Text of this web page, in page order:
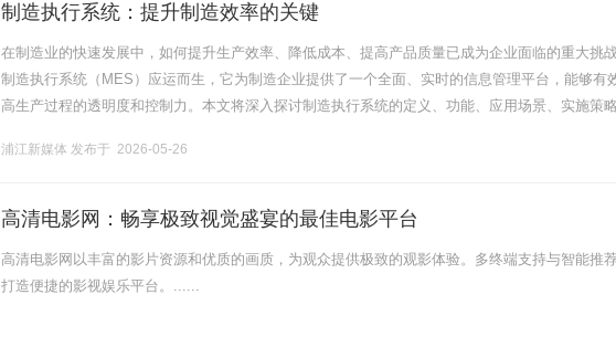
制造执行系统：提升制造效率的关键
在制造业的快速发展中，如何提升生产效率、降低成本、提高产品质量已成为企业面临的重大挑战
制造执行系统（MES）应运而生，它为制造企业提供了一个全面、实时的信息管理平台，能够有
高生产过程的透明度和控制力。本文将深入探讨制造执行系统的定义、功能、应用场景、实施策
浦江新媒体 发布于 2026-05-26
高清电影网：畅享极致视觉盛宴的最佳电影平台
高清电影网以丰富的影片资源和优质的画质，为观众提供极致的观影体验。多终端支持与智能推荐
打造便捷的影视娱乐平台。......